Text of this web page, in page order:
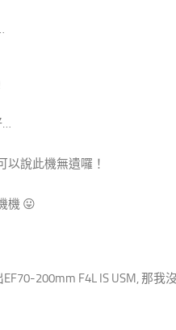
以說此機無遺囉！
機 😛
200mm F4L IS USM, 那我